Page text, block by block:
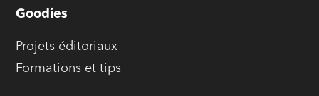
Goodies
Projets éditoriaux
Formations et tips